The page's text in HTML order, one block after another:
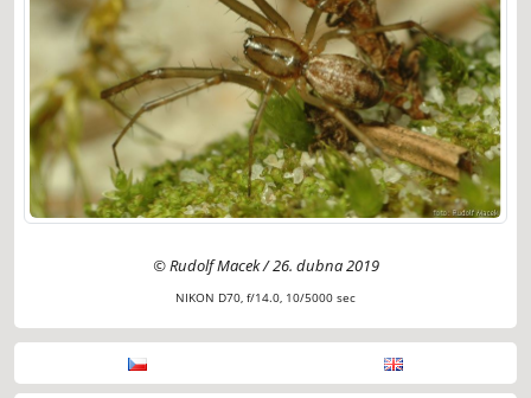
© Rudolf Macek / 26. dubna 2019
NIKON D70, f/14.0, 10/5000 sec